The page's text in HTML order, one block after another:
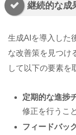
継続的な成
生成AIを導入した
な改善策を見つけ
して以下の要素を
定期的な進捗
修正を行うこ
フィードバッ